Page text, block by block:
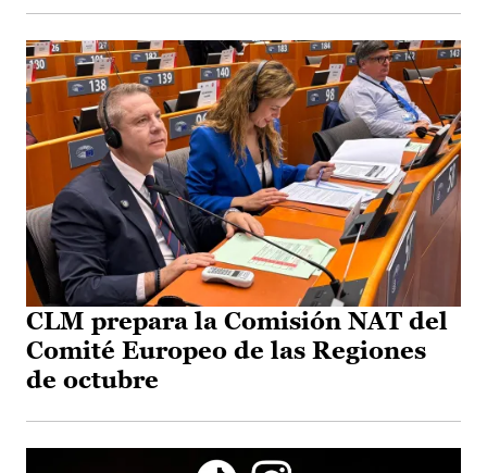
CLM prepara la Comisión NAT del
Comité Europeo de las Regiones
de octubre